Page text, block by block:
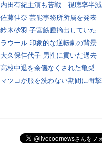
内田有紀主演も苦戦…視聴率半減
佐藤佳奈 芸能事務所所属を発表
鈴木砂羽 子宮筋腫摘出していた
ラウール 印象的な逆転劇の背景
大久保佳代子 男性に貢いだ過去
高校中退を余儀なくされた亀梨
マツコが服を洗わない期間に衝撃